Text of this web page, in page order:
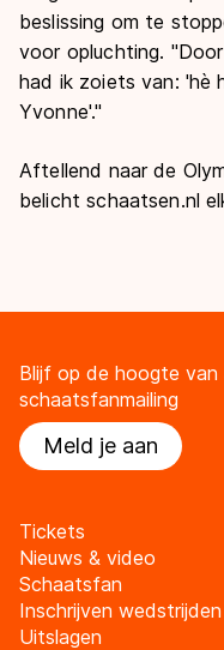
beslissing om te
voor opluchting.
had ik zoiets van: 'hè
Yvonne'."
Aftellend naar de
belicht schaatsen.nl
Blijf op de hoogte
schaatsfanmailing
Meld je aan
Tickets
Nieuws & video
Schaatsfan
Inschrijven wedstrijden
Uitslagen